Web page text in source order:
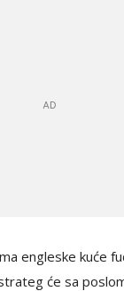
engleske kuće
će sa